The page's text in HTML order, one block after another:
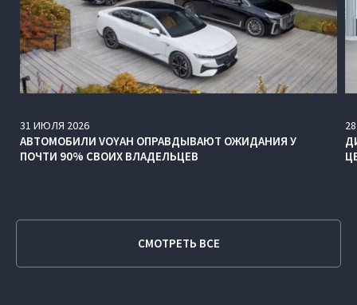
31 ИЮЛЯ 2026
АВТОМОБИЛИ VOYAH ОПРАВДЫВАЮТ ОЖИДАНИЯ У
ПОЧТИ 90% СВОИХ ВЛАДЕЛЬЦЕВ
28
СМОТРЕТЬ ВСЕ